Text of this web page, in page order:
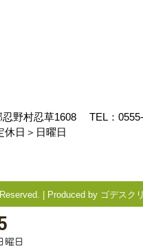
忍野村忍草1608 TEL：
休日＞日曜日
Produced by ゴデスク
日